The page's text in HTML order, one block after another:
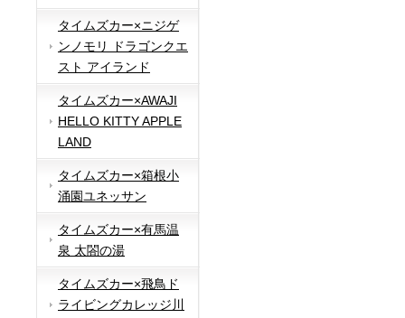
タイムズカー×ニジゲ
ンノモリ ドラゴンクエ
スト アイランド
タイムズカー×AWAJI
HELLO KITTY APPLE
LAND
タイムズカー×箱根小
涌園ユネッサン
タイムズカー×有馬温
泉 太閤の湯
タイムズカー×飛鳥ド
ライビングカレッジ川